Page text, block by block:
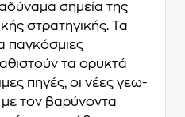
σημεία της
στρατηγικής. Τα
παγκόσμιες
τα ορυκτά
πηγές, οι νέες γεω­
με τον βαρύνοντα